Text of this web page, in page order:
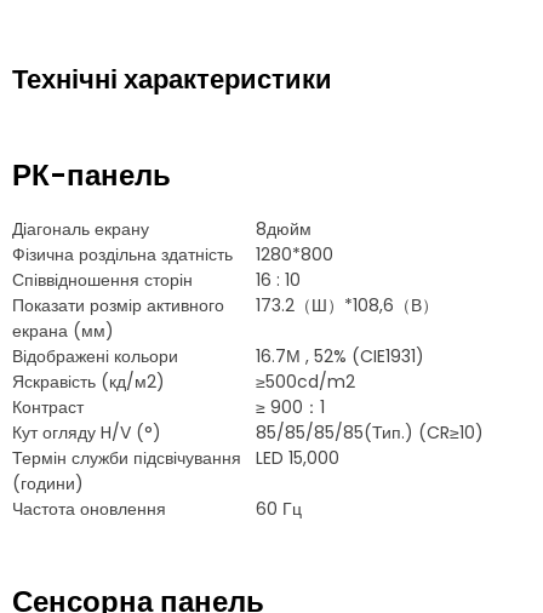
Технічні характеристики
РК-панель
Діагональ екрану
8дюйм
Фізична роздільна здатність
1280*800
Співвідношення сторін
16 : 10
Показати розмір активного
екрана (мм)
173.2（Ш）*108,6（В）
Відображені кольори
16.7М , 52% (CIE1931)
Яскравість (кд/м2)
≥500cd/m2
Контраст
≥ 900：1
Кут огляду H/V (°)
85/85/85/85(Тип.) (CR≥10)
Термін служби підсвічування
(години)
LED 15,000
Частота оновлення 60 Гц
Сенсорна панель